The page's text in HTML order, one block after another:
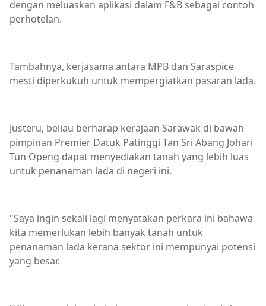
dengan meluaskan aplikasi dalam F&B sebagai contoh
perhotelan.
Tambahnya, kerjasama antara MPB dan Saraspice
mesti diperkukuh untuk mempergiatkan pasaran lada.
Justeru, beliau berharap kerajaan Sarawak di bawah
pimpinan Premier Datuk Patinggi Tan Sri Abang Johari
Tun Openg dapat menyediakan tanah yang lebih luas
untuk penanaman lada di negeri ini.
"Saya ingin sekali lagi menyatakan perkara ini bahawa
kita memerlukan lebih banyak tanah untuk
penanaman lada kerana sektor ini mempunyai potensi
yang besar.